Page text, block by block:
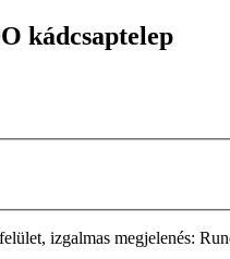
kádcsaptelep
izgalmas megjelenés: